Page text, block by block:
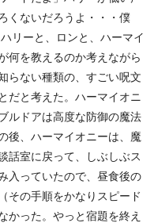
くないだろうよ・・・僕
リーと、ロンと、ハーマイ
何を教えるのか考えながら
らない種類の、すごい呪文
だと考えた。ハーマイオニ
ルドアは高度な防御の魔法
後、ハーマイオニーは、魔
話室に戻って、しぶしぶス
入っていたので、昼食後の
その手順をかなりスピード
かった。やっと宿題を終え